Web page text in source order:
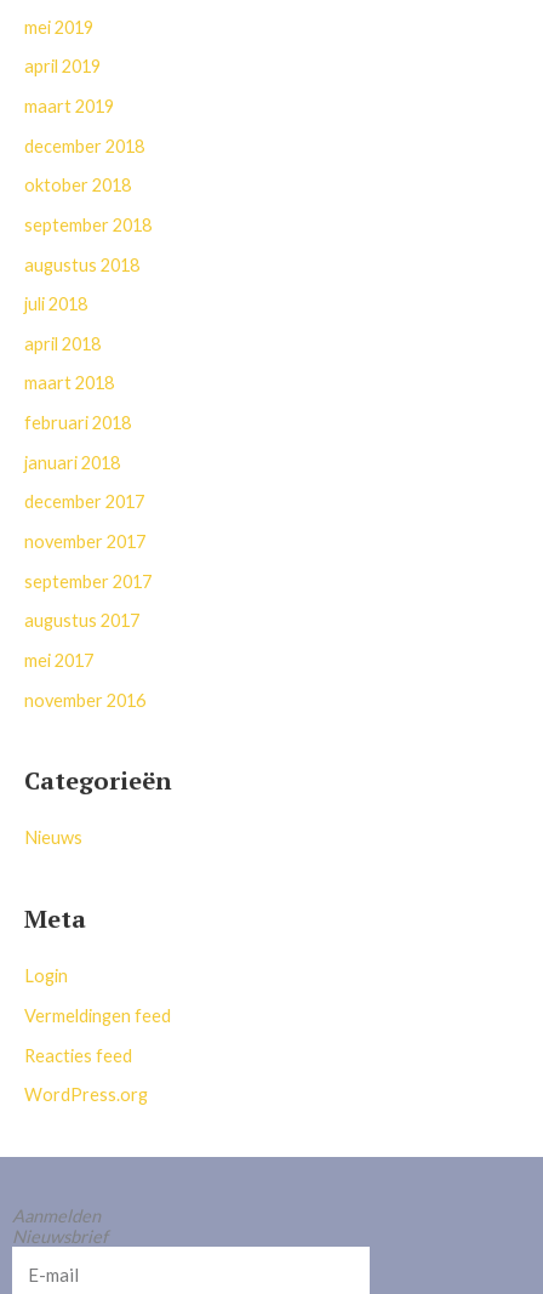
mei 2019
april 2019
maart 2019
december 2018
oktober 2018
september 2018
augustus 2018
juli 2018
april 2018
maart 2018
februari 2018
januari 2018
december 2017
november 2017
september 2017
augustus 2017
mei 2017
november 2016
Categorieën
Nieuws
Meta
Login
Vermeldingen feed
Reacties feed
WordPress.org
Aanmelden
Nieuwsbrief
mail